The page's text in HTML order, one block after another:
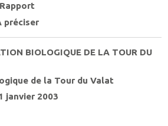
Rapport
préciser
BIOLOGIQUE DE LA TOUR DU
de la Tour du Valat
janvier 2003